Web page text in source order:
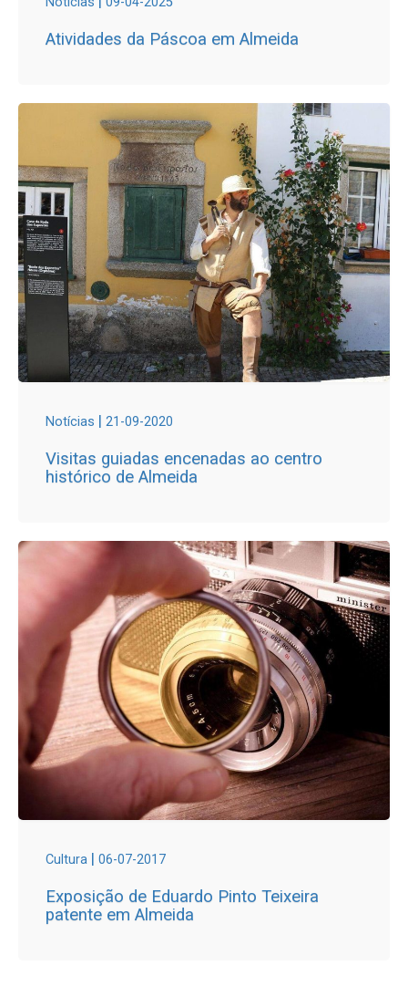
Atividades da Páscoa em Almeida
Notícias | 21-09-2020
Visitas guiadas encenadas ao centro
histórico de Almeida
Cultura | 06-07-2017
Exposição de Eduardo Pinto Teixeira
patente em Almeida